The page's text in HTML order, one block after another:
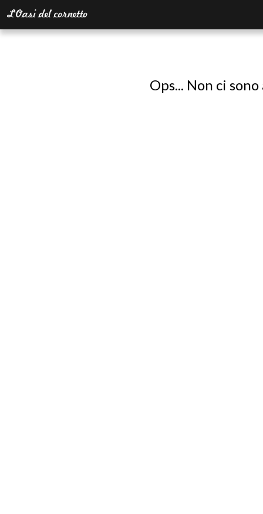
Ops... Non ci